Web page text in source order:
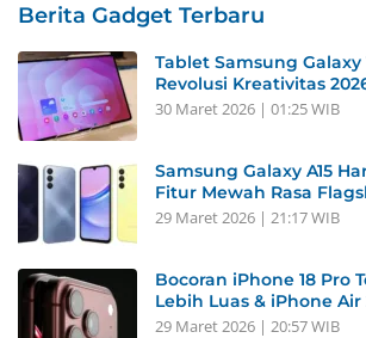
Berita Gadget Terbaru
Tablet Samsung Galaxy
Revolusi Kreativitas
30 Maret 2026 | 01:25 WIB
Samsung Galaxy A15
Fitur Mewah Rasa
29 Maret 2026 | 21:17 WIB
Bocoran iPhone 18 Pro
Lebih Luas & iPhone Air
29 Maret 2026 | 20:57 WIB